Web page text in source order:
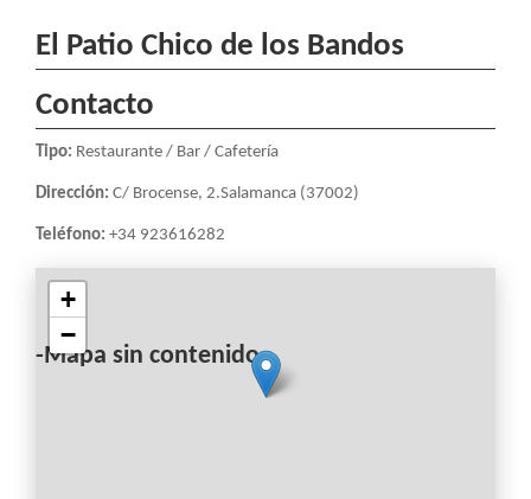
El Patio Chico de los Bandos
Contacto
Tipo: Restaurante / Bar / Cafetería
Dirección: C/ Brocense, 2.Salamanca (37002)
Teléfono: +34 923616282
-Mapa sin contenido-
+
−